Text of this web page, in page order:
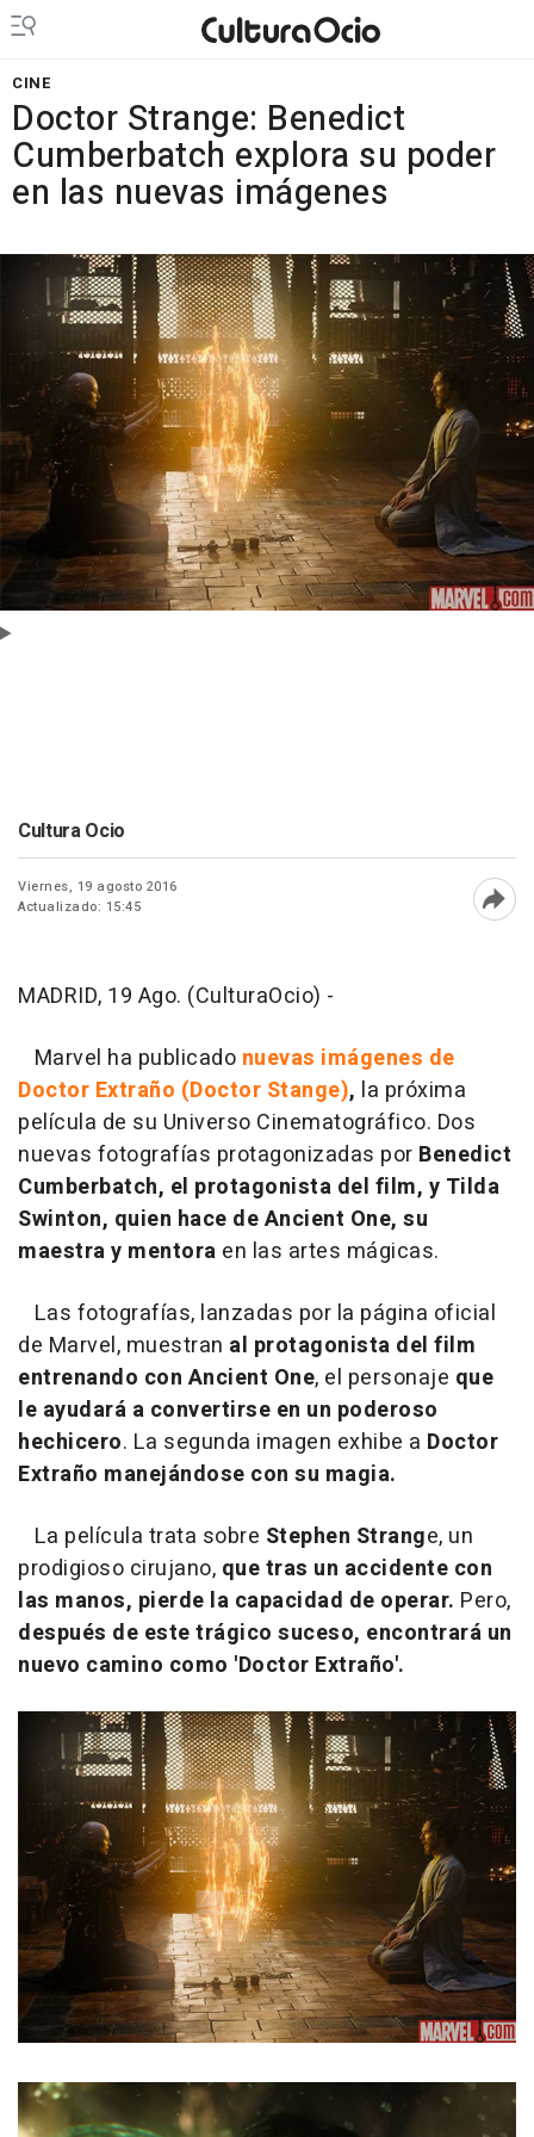
CINE
Doctor Strange: Benedict
Cumberbatch explora su poder
en las nuevas imágenes
Cultura Ocio
Viernes, 19 agosto 2016
Actualizado: 15:45
MADRID, 19 Ago. (CulturaOcio) -
Marvel ha publicado nuevas imágenes de
Doctor Extraño (Doctor Stange), la próxima
película de su Universo Cinematográfico. Dos
nuevas fotografías protagonizadas por Benedict
Cumberbatch, el protagonista del film, y Tilda
Swinton, quien hace de Ancient One, su
maestra y mentora en las artes mágicas.
Las fotografías, lanzadas por la página oficial
de Marvel, muestran al protagonista del film
entrenando con Ancient One, el personaje que
le ayudará a convertirse en un poderoso
hechicero. La segunda imagen exhibe a Doctor
Extraño manejándose con su magia.
La película trata sobre Stephen Strange, un
prodigioso cirujano, que tras un accidente con
las manos, pierde la capacidad de operar. Pero,
después de este trágico suceso, encontrará un
nuevo camino como 'Doctor Extraño'.